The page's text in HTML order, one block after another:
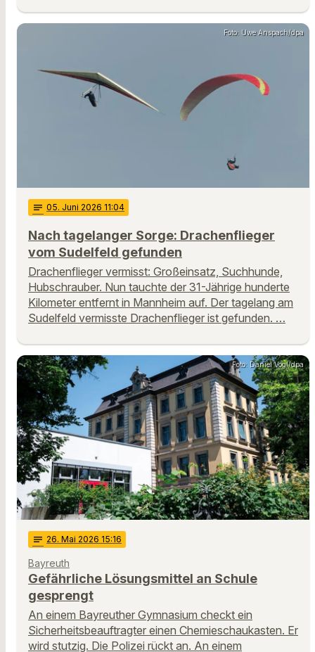
Foto: Uwe Anspach/dpa
notes 05. Juni 2026 11:04
Nach tagelanger Sorge: Drachenflieger
vom Sudelfeld gefunden
Drachenflieger vermisst: Großeinsatz, Suchhunde,
Hubschrauber. Nun tauchte der 31-Jährige hunderte
Kilometer entfernt in Mannheim auf. Der tagelang am
Sudelfeld vermisste Drachenflieger ist gefunden. …
Foto: Daniel Vogl/dpa
notes 26. Mai 2026 15:16
Bayreuth
Gefährliche Lösungsmittel an Schule
gesprengt
An einem Bayreuther Gymnasium checkt ein
Sicherheitsbeauftragter einen Chemieschaukasten. Er
wird stutzig. Die Polizei rückt an. An einem